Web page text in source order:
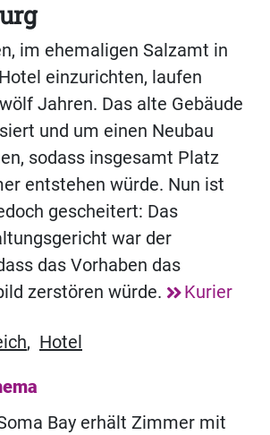
im ehemaligen Salzamt in
einzurichten, laufen
Jahren. Das alte Gebäude
und um einen Neubau
sodass insgesamt Platz
entstehen würde. Nun ist
gescheitert: Das
war der
das Vorhaben das
zerstören würde.
Kurier
, Hotel
Bay erhält Zimmer mit